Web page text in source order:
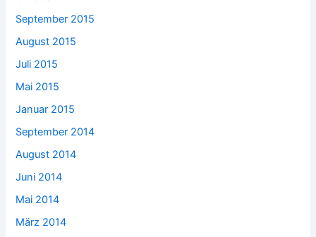
September 2015
August 2015
Juli 2015
Mai 2015
Januar 2015
September 2014
August 2014
Juni 2014
Mai 2014
März 2014